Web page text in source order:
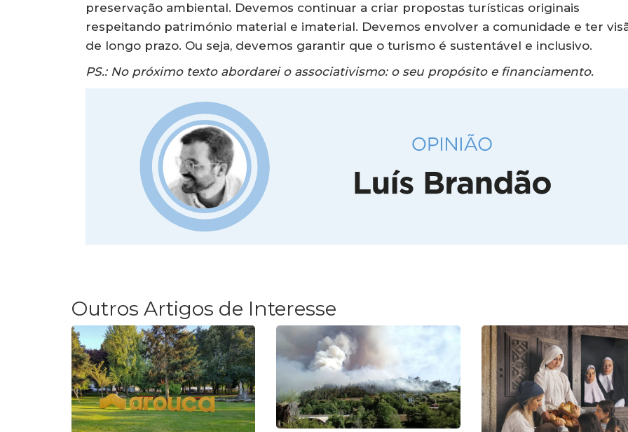
preservação ambiental. Devemos continuar a criar propostas turísticas originais
respeitando património material e imaterial. Devemos envolver a comunidade e ter
de longo prazo. Ou seja, devemos garantir que o turismo é sustentável e inclusivo.
PS.: No próximo texto abordarei o associativismo: o seu propósito e financiamento.
Outros Artigos de Interesse